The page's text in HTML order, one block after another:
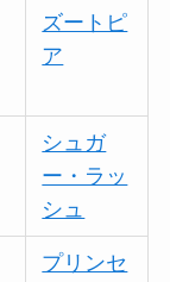
ズートピ
ア
シュガ
ー・ラッ
シュ
プリンセ